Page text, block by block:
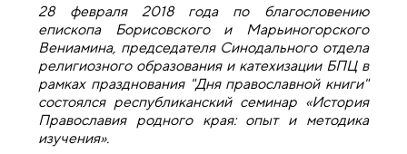
28 февраля 2018 года по благословению
епископа Борисовского и Марьиногорского
Вениамина, председателя Синодального отдела
религиозного образования и катехизации БПЦ в
рамках празднования "Дня православной книги"
состоялся республиканский семинар «История
Православия родного края: опыт и методика
изучения».